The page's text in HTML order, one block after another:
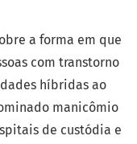
a forma em que
com transtorno
híbridas ao
manicômio
de custódia e